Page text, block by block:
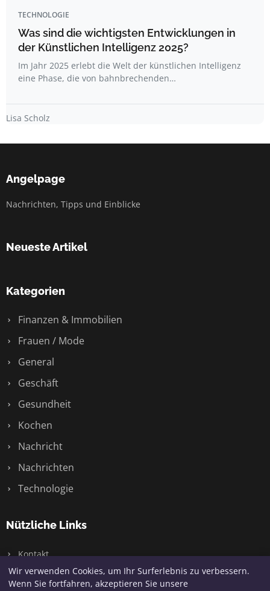
TECHNOLOGIE
Was sind die wichtigsten Entwicklungen in
der Künstlichen Intelligenz 2025?
Im Jahr 2025 erlebt die Welt der künstlichen Intelligenz
eine Phase, die von bahnbrechenden…
Lisa Scholz
Angelpage
Nachrichten, Tipps und Einblicke
Neueste Artikel
Kategorien
Finanzen & Immobilien
Frauen / Mode
General
Geschäft
Gesundheit
Kochen
Nachricht
Nachrichten
Technologie
Nützliche Links
Kontakt
Wir verwenden Cookies, um Ihr Surferlebnis zu verbessern.
Wenn Sie fortfahren, akzeptieren Sie unsere